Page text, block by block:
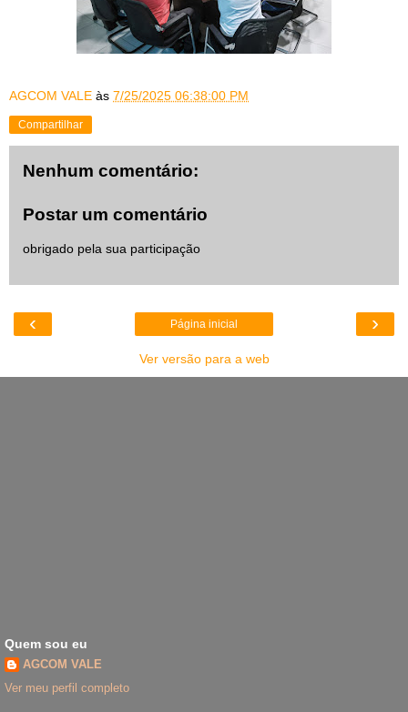
AGCOM VALE às 7/25/2025 06:38:00 PM
Compartilhar
Nenhum comentário:
Postar um comentário
obrigado pela sua participação
‹ ›
Página inicial
Ver versão para a web
Quem sou eu
AGCOM VALE
Ver meu perfil completo